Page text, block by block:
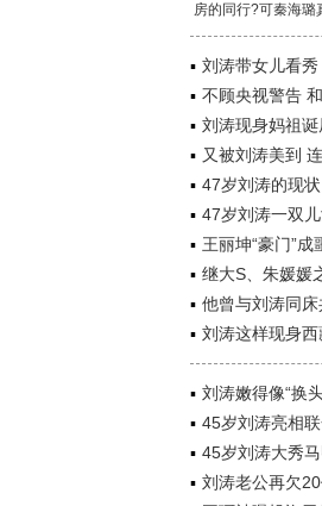
房的同行?可秦海璐
刘涛带女儿看
不顾央视警告
刘涛现身妈祖
又被刘涛美到
47岁刘涛的现
47岁刘涛一双
王丽坤“豪门”
继大S、朱媛媛
他曾与刘涛同
刘涛这样现身
刘涛嫩得像“换
45岁刘涛亮相
45岁刘涛大秀
刘涛老公再欠